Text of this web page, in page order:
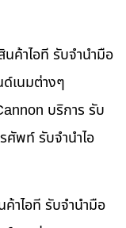
ค้าไอที รับจำนำมือ
เนมต่างๆ
บริการ รับ
ศัพท์ รับจำนำไอ
าไอที รับจำนำมือ